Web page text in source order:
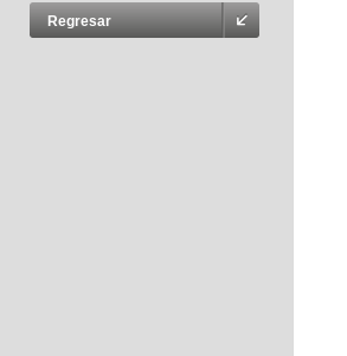
Regresar